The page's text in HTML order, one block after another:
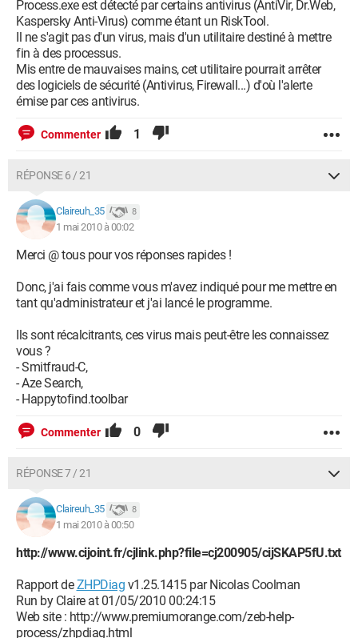
Process.exe est détecté par certains antivirus (AntiVir, Dr.Web,
Kaspersky Anti-Virus) comme étant un RiskTool.
Il ne s'agit pas d'un virus, mais d'un utilitaire destiné à mettre
fin à des processus.
Mis entre de mauvaises mains, cet utilitaire pourrait arrêter
des logiciels de sécurité (Antivirus, Firewall...) d'où l'alerte
émise par ces antivirus.
Commenter 1
RÉPONSE 6 / 21
Claireuh_35 8
1 mai 2010 à 00:02
Merci @ tous pour vos réponses rapides !
Donc, j'ai fais comme vous m'avez indiqué pour me mettre en
tant qu'administrateur et j'ai lancé le programme.
Ils sont récalcitrants, ces virus mais peut-être les connaissez
vous ?
- Smitfraud-C,
- Aze Search,
- Happytofind.toolbar
Commenter 0
RÉPONSE 7 / 21
Claireuh_35 8
1 mai 2010 à 00:50
http://www.cijoint.fr/cjlink.php?file=cj200905/cijSKAP5fU.txt
Rapport deZHPDiag v1.25.1415 par Nicolas Coolman
Run by Claire at 01/05/2010 00:24:15
Web site : http://www.premiumorange.com/zeb-help-
process/zhpdiag.html